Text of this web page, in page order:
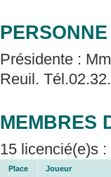
Présidente :
Reuil.
MEMBRES
15 licencié(e)s
Place Joueur